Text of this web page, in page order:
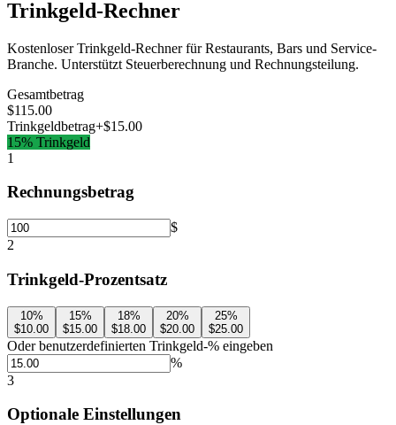
Trinkgeld-Rechner
Kostenloser Trinkgeld-Rechner für Restaurants, Bars und Service-
Branche. Unterstützt Steuerberechnung und Rechnungsteilung.
Gesamtbetrag
$115.00
Trinkgeldbetrag+$15.00
15% Trinkgeld
1
Rechnungsbetrag
$
2
Trinkgeld-Prozentsatz
10%
$10.00
15%
$15.00
18%
$18.00
20%
$20.00
25%
$25.00
Oder benutzerdefinierten Trinkgeld-% eingeben
%
3
Optionale Einstellungen